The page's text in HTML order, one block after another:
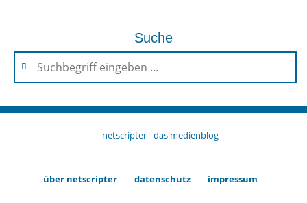
Suche
netscripter - das medienblog
über netscripter datenschutz impressum